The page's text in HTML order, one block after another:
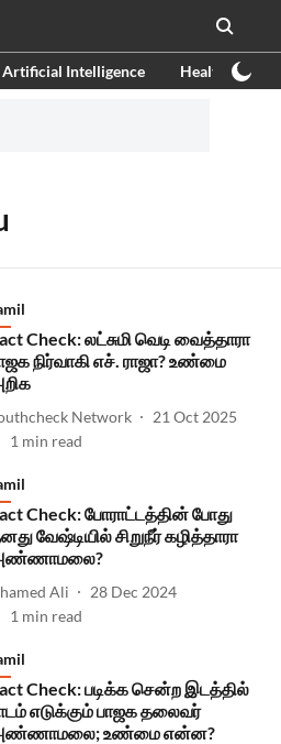
Artificial Intelligence Health
Check: லட்சுமி வெடி வைத்தாரா
நிர்வாகி எச். ராஜா? உண்மை
Network
21 Oct 2025
1 min read
Check: போராட்டத்தின் போது
வேஷ்டியில் சிறுநீர் கழித்தாரா
Ali
28 Dec 2024
1 min read
Check: படிக்க சென்ற இடத்தில்
எடுக்கும் பாஜக தலைவர்
உண்மை என்ன?